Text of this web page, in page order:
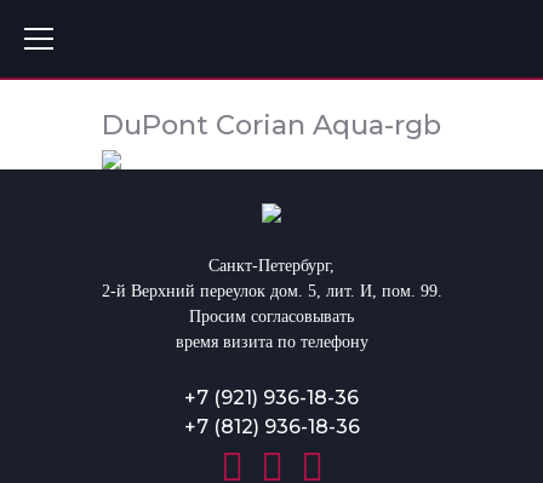
DuPont Corian Aqua-rgb
Санкт-Петербург,
2-й Верхний переулок дом. 5, лит. И, пом. 99.
Просим согласовывать
время визита по телефону
+7 (921) 936-18-36
+7 (812) 936-18-36